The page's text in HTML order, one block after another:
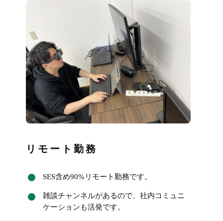
リモート勤務
SES含め90%リモート勤務です。
雑談チャンネルがあるので、社内コミュニ
ケーションも活発です。